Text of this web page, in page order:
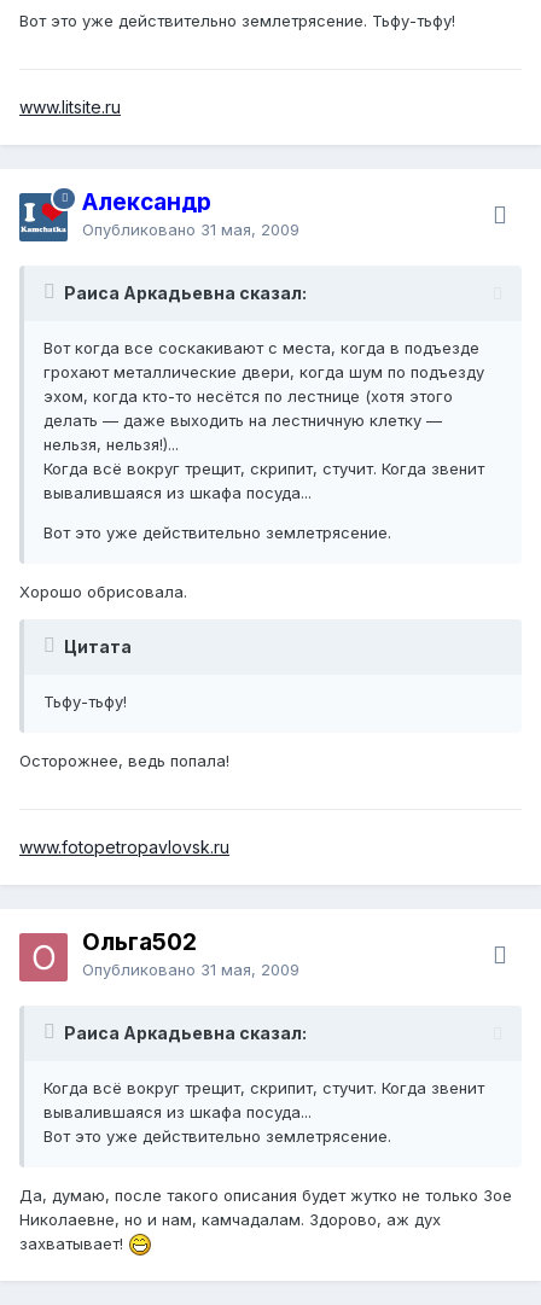
Вот это уже действительно землетрясение. Тьфу-тьфу!
www.litsite.ru
Александр
Опубликовано 31 мая, 2009
Раиса Аркадьевна сказал:
Вот когда все соскакивают с места, когда в подъезде
грохают металлические двери, когда шум по подъезду
эхом, когда кто-то несётся по лестнице (хотя этого
делать — даже выходить на лестничную клетку —
нельзя, нельзя!)...
Когда всё вокруг трещит, скрипит, стучит. Когда звенит
вывалившаяся из шкафа посуда...
Вот это уже действительно землетрясение.
Хорошо обрисовала.
Цитата
Тьфу-тьфу!
Осторожнее, ведь попала!
www.fotopetropavlovsk.ru
Ольга502
Опубликовано 31 мая, 2009
Раиса Аркадьевна сказал:
Когда всё вокруг трещит, скрипит, стучит. Когда звенит
вывалившаяся из шкафа посуда...
Вот это уже действительно землетрясение.
Да, думаю, после такого описания будет жутко не только Зое
Николаевне, но и нам, камчадалам. Здорово, аж дух
захватывает!